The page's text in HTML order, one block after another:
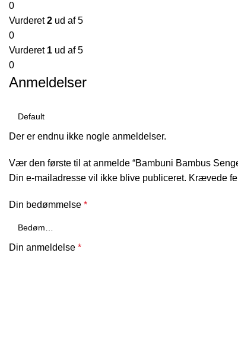
0
Vurderet2 ud af 5
0
Vurderet 1 ud af 5
0
Anmeldelser
Der er endnu ikke nogle anmeldelser.
Vær den første til at anmelde “Bambuni Bambus
Din e-mailadresse vil ikke blive publiceret. Krævede
Din bedømmelse *
Din anmeldelse *